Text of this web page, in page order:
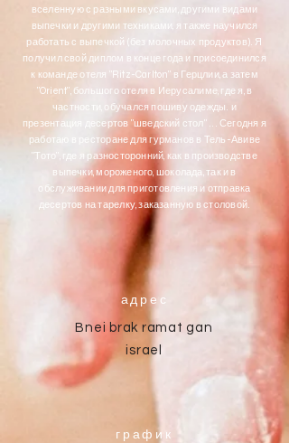
вселенную с разными вкусами, другими видами
выпечки и другими техниками, я также научился
работать с выпечкой (без молочных продуктов). Я
получил свой диплом в конце года и присоединился
к команде отеля "Ritz-Carlton" в Герцлии, а затем
"Orient", большого отеля в Иерусалиме, где я, в
частности, обучался пошиву одежды. и
презентация десертов "шведский стол" ... Сегодня я
работаю в ресторане для гурманов в Тель-Авиве
"Тото", где я разносторонний, как в производстве
выпечки, мороженого, шоколада, так и в
обслуживании для приготовления и отправка
десертов на тарелку, заказанную в столовой.
адрес
Bnei brak ramat gan
israel
график